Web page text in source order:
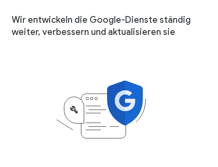
Wir entwickeln die Google-Dienste ständig
weiter, verbessern und aktualisieren sie